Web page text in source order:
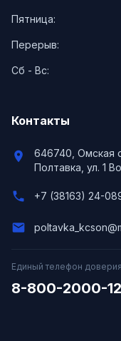
Пятница:
Перерыв:
Сб - Вс:
Контакты
location_on
646740, Омская
Полтавка, ул. 1
phone +7 (38163) 24-
email
Единый телефон
8-800-2000-